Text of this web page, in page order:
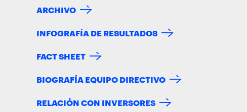
ARCHIVO
INFOGRAFÍA DE RESULTADOS
FACT SHEET
BIOGRAFÍA EQUIPO DIRECTIVO
RELACIÓN CON INVERSORES